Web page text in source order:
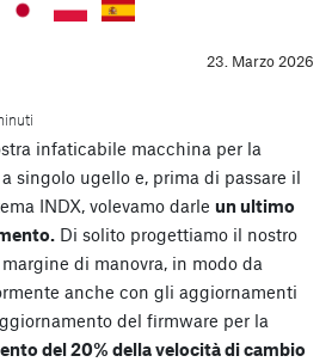
23. Marzo 2026
infaticabile macchina per la
singolo ugello e, prima di passare il
INDX, volevamo darle un ultimo
Di solito progettiamo il nostro
di manovra, in modo da
anche con gli aggiornamenti
del firmware per la
del 20% della velocità di cambio